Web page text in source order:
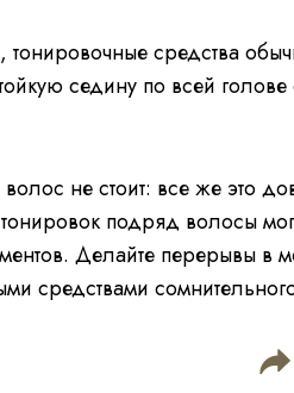
тонировочные средства
седину по всей
не стоит: все же это
подряд волосы
Делайте перерывы в
средствами